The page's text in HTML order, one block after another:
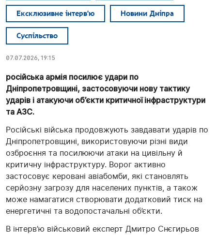
Ексклюзивне інтерв'ю Новини Дніпра
Суспільство
07.07.2026, 19:15
російська армія посилює удари по
Дніпропетровщині, застосовуючи нову тактику
ударів і атакуючи об’єкти критичної інфраструктури
та АЗС.
Російські війська продовжують завдавати ударів по
Дніпропетровщині, використовуючи різні види
озброєння та посилюючи атаки на цивільну й
критичну інфраструктуру. Ворог активно
застосовує керовані авіабомби, які становлять
серйозну загрозу для населених пунктів, а також
може намагатися створювати додатковий тиск на
енергетичні та водопостачальні об’єкти.
В інтерв’ю військовий експерт Дмитро Снєгирьов